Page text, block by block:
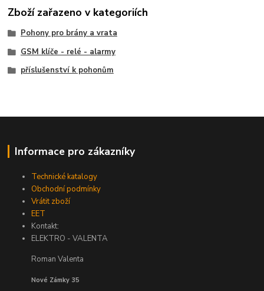
Zboží zařazeno v kategoriích
Pohony pro brány a vrata
GSM klíče - relé - alarmy
příslušenství k pohonům
Informace pro zákazníky
Technické katalogy
Obchodní podmínky
Vrátit zboží
EET
Kontakt:
ELEKTRO - VALENTA
Roman Valenta
Nové Zámky 35